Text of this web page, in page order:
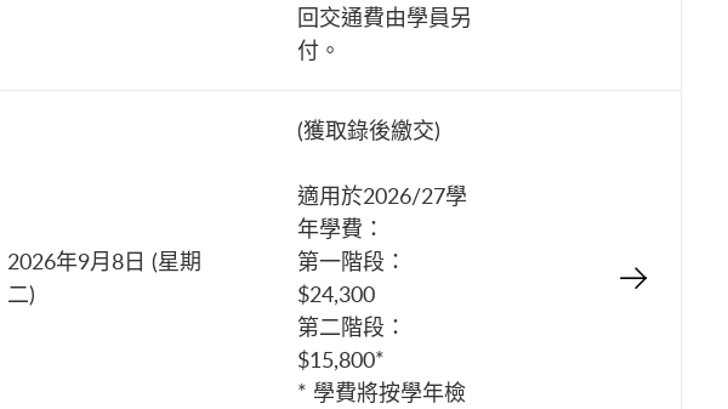
回交通費由學員另
付。
2026年9月8日 (星期
二)
(獲取錄後繳交)
適用於2026/27學
年學費：
第一階段：
$24,300
第二階段：
$15,800*
* 學費將按學年檢